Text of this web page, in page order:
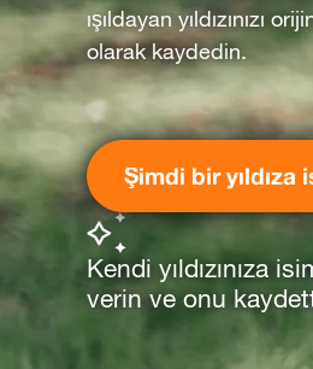
ışıldayan yıldızınızı
olarak kaydedin.
Şimdi bir yıldıza
Kendi yıldızınıza
verin ve onu